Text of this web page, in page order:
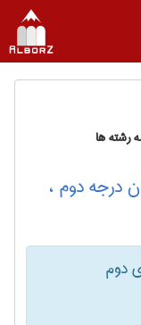
رشته ها
درجه دوم ،
دوم